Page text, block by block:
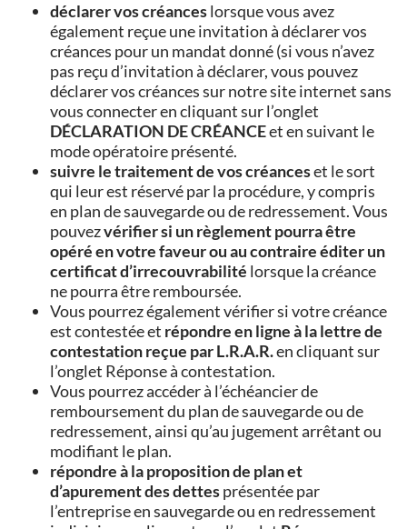
déclarer vos créanceslorsque vous avez
également reçue une invitation à déclarer vos
créances pour un mandat donné (si vous n’avez
pas reçu d’invitation à déclarer, vous pouvez
déclarer vos créances sur notre site internet sans
vous connecter en cliquant sur l’onglet
DÉCLARATION DE CRÉANCEet en suivant le
mode opératoire présenté.
suivre le traitement de vos créanceset le sort
qui leur est réservé par la procédure, y compris
en plan de sauvegarde ou de redressement. Vous
pouvezvérifier si un règlement pourra être
opéré en votre faveur ou au contraire éditer un
certificat d’irrecouvrabilité lorsque la créance
ne pourra être remboursée.
Vous pourrez également vérifier si votre créance
est contestée et répondre en ligne à la lettre de
contestation reçue par L.R.A.R.en cliquant sur
l’onglet Réponse à contestation.
Vous pourrez accéder à l’échéancier de
remboursement du plan de sauvegarde ou de
redressement, ainsi qu’au jugement arrêtant ou
modifiant le plan.
répondre à la proposition de plan et
d’apurement des dettesprésentée par
l’entreprise en sauvegarde ou en redressement